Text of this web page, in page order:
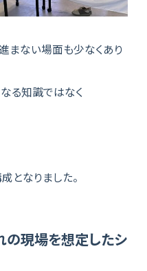
まない場面も少なくあり
る知識ではなく
となりました。
の現場を想定したシ